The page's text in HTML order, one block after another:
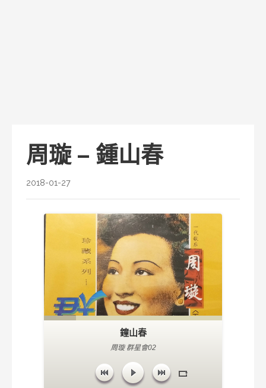
周璇 – 鍾山春
2018-01-27
鐘山春
周璇 群星會02